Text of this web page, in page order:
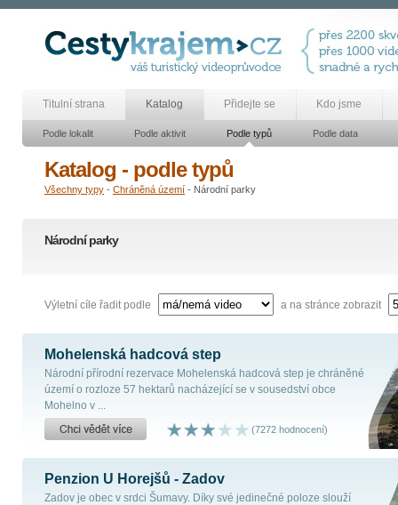
Titulní strana Katalog Přidejte se Kdo jsme
Podle lokalit Podle aktivit Podle typů Podle data
Katalog - podle typů
Všechny typy - Chráněná území - Národní parky
Národní parky
Výletní cíle řadit podle a na stránce zobrazit
Mohelenská hadcová step
Národní přírodní rezervace Mohelenská hadcová step je chráněné
území o rozloze 57 hektarů nacházející se v sousedství obce
Mohelno v ...
(7272 hodnocení)
Penzion U Horejšů - Zadov
Zadov je obec v srdci Šumavy. Díky své jedinečné poloze slouží